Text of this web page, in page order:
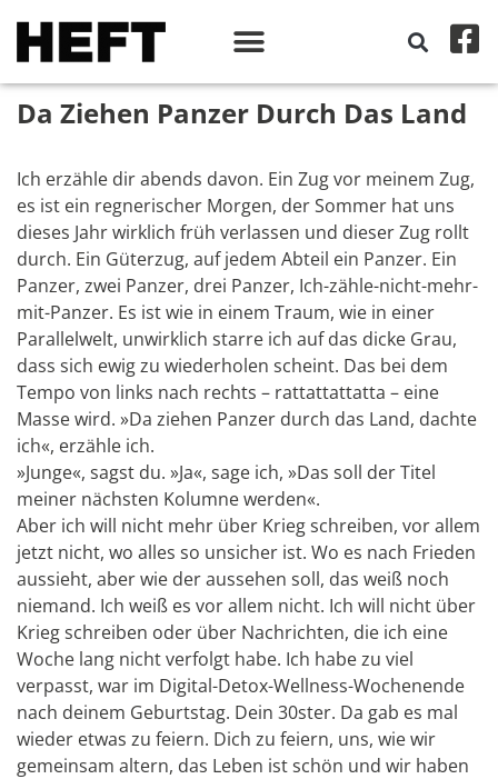
Da Ziehen Panzer Durch Das Land
Ich erzähle dir abends davon. Ein Zug vor meinem Zug,
es ist ein regnerischer Morgen, der Sommer hat uns
dieses Jahr wirklich früh verlassen und dieser Zug rollt
durch. Ein Güterzug, auf jedem Abteil ein Panzer. Ein
Panzer, zwei Panzer, drei Panzer, Ich-zähle-nicht-mehr-
mit-Panzer. Es ist wie in einem Traum, wie in einer
Parallelwelt, unwirklich starre ich auf das dicke Grau,
dass sich ewig zu wiederholen scheint. Das bei dem
Tempo von links nach rechts – rattattattatta – eine
Masse wird. »Da ziehen Panzer durch das Land, dachte
ich«, erzähle ich.
»Junge«, sagst du. »Ja«, sage ich, »Das soll der Titel
meiner nächsten Kolumne werden«.
Aber ich will nicht mehr über Krieg schreiben, vor allem
jetzt nicht, wo alles so unsicher ist. Wo es nach Frieden
aussieht, aber wie der aussehen soll, das weiß noch
niemand. Ich weiß es vor allem nicht. Ich will nicht über
Krieg schreiben oder über Nachrichten, die ich eine
Woche lang nicht verfolgt habe. Ich habe zu viel
verpasst, war im Digital-Detox-Wellness-Wochenende
nach deinem Geburtstag. Dein 30ster. Da gab es mal
wieder etwas zu feiern. Dich zu feiern, uns, wie wir
gemeinsam altern, das Leben ist schön und wir haben